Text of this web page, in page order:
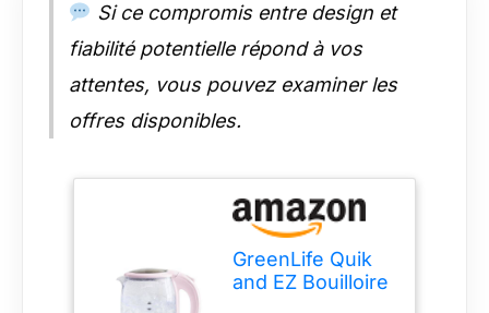
températures élevées
pour une utilisation
durable
Si ce compromis entre design et
fiabilité potentielle répond à vos
attentes, vous pouvez examiner les
offres disponibles.
GreenLife Quik
and EZ Bouilloire